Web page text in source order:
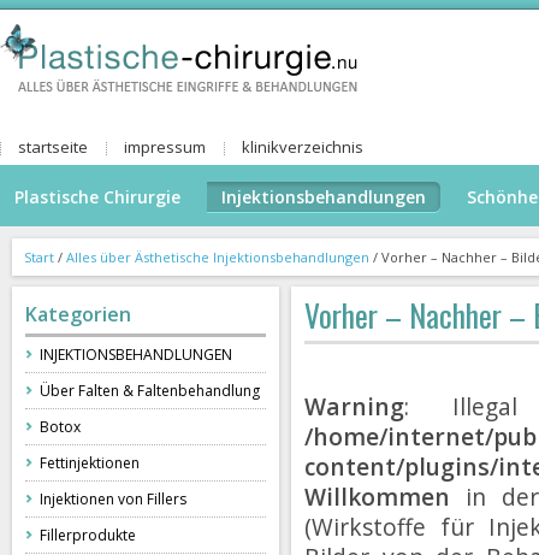
Vorher – Nachher
Warning: Illegal
/home/internet/
content/plugins/
Willkommen in
(Wirkstoffe für
Kategorien
INJEKTIONSBEHANDLUNGEN
Über Falten & Faltenbehandlung
Botox
Fettinjektionen
Injektionen von Fillers
Fillerprodukte
Start / Alles über Ästhetische Injektionsbehandlungen / Vorher – Nachher –
startseite impressum klinikverzeichnis
Plastische Chirurgie Injektionsbehandlungen